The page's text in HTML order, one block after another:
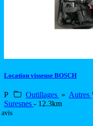
Location visseuse BOSCH
P Outillages » Autres
Suresnes - 12.3km
avis